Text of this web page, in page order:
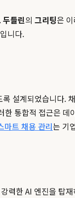
두들린의 그리팅은
니다.
설계되었습니다.
통합적 접근은
트 채용 관리는 기
한 AI 엔진을 탑